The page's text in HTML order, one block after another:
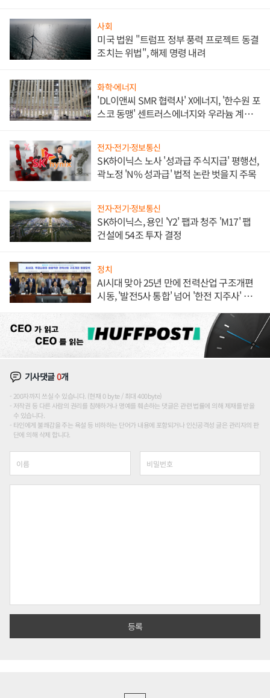
사회
미국 법원 "트럼프 정부 풍력 프로젝트 동결
조치는 위법", 해제 명령 내려
화학·에너지
'DL이앤씨 SMR 협력사' X에너지, '한수원 포
스코 동맹' 센트러스에너지와 우라늄 계약
전자·전기·정보통신
SK하이닉스 노사 '성과급 주식지급' 평행선,
곽노정 'N% 성과급' 법적 논란 벗을지 주목
전자·전기·정보통신
SK하이닉스, 용인 'Y2' 팹과 청주 'M17' 팹
건설에 54조 투자 결정
정치
AI시대 맞아 25년 만에 전력산업 구조개편
시동, '발전5사 통합' 넘어 '한전 지주사' 재편
기사댓글0개
200자까지 쓰실 수 있습니다. (현재 0 byte / 최대 400byte)
저작권 등 다른 사람의 권리를 침해하거나 명예를 훼손하는 댓글은 관련 법률에 의해 제재를 받을
수 있습니다.
타인에게 불쾌감을 주는 욕설 등 비하하는 단어가 내용에 포함되거나 인신공격성 글은 관리자의 판
단에 의해 삭제 합니다.